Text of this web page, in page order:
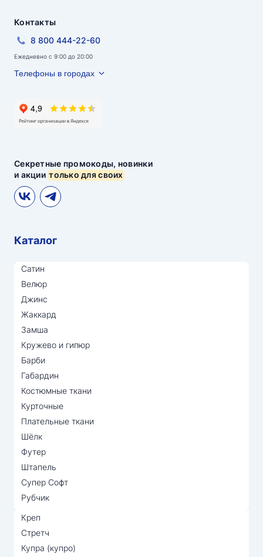
Секретные промокоды, новинки
и акциитолько для своих
Контакты
8 800 444-22-60
Ежедневно с 9:00 до 20:00
Телефоны в городах
Каталог
Сатин
Велюр
Джинс
Жаккард
Замша
Кружево и гипюр
Барби
Габардин
Костюмные ткани
Курточные
Плательные ткани
Шёлк
Футер
Штапель
Супер Софт
Рубчик
Креп
Стретч
Купра (купро)